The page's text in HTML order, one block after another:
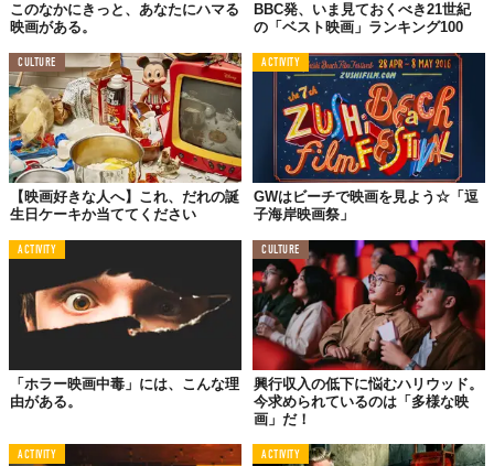
このなかにきっと、あなたにハマる
映画がある。
BBC発、いま見ておくべき21世紀
の「ベスト映画」ランキング100
CULTURE
【映画好きな人へ】これ、だれの誕
生日ケーキか当ててください
ACTIVITY
GWはビーチで映画を見よう☆「逗
子海岸映画祭」
ACTIVITY
「ホラー映画中毒」には、こんな理
由がある。
CULTURE
興行収入の低下に悩むハリウッド。
今求められているのは「多様な映
画」だ！
ACTIVITY ACTIVITY